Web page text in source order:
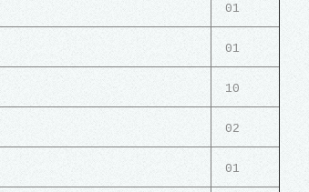
01
01
10
02
01